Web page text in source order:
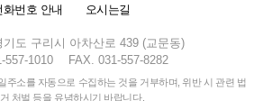
화번호 안내
오시는길
기도 구리시 아차산로 439 (교문동)
557-1010
FAX. 031-557-8282
주소를 자동으로 수집하는 것을 거부하며, 위반 시 관련 법
처벌 등을 유념하시기 바랍니다.